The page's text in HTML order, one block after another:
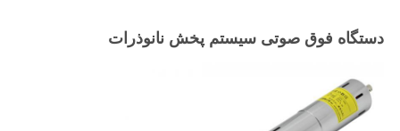
دستگاه فوق صوتی سیستم پخش نانوذرات